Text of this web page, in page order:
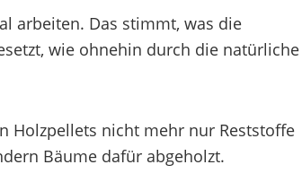
arbeiten. Das stimmt, was die
wie ohnehin durch die natürliche
Holzpellets nicht mehr nur Reststoffe
Bäume dafür abgeholzt.